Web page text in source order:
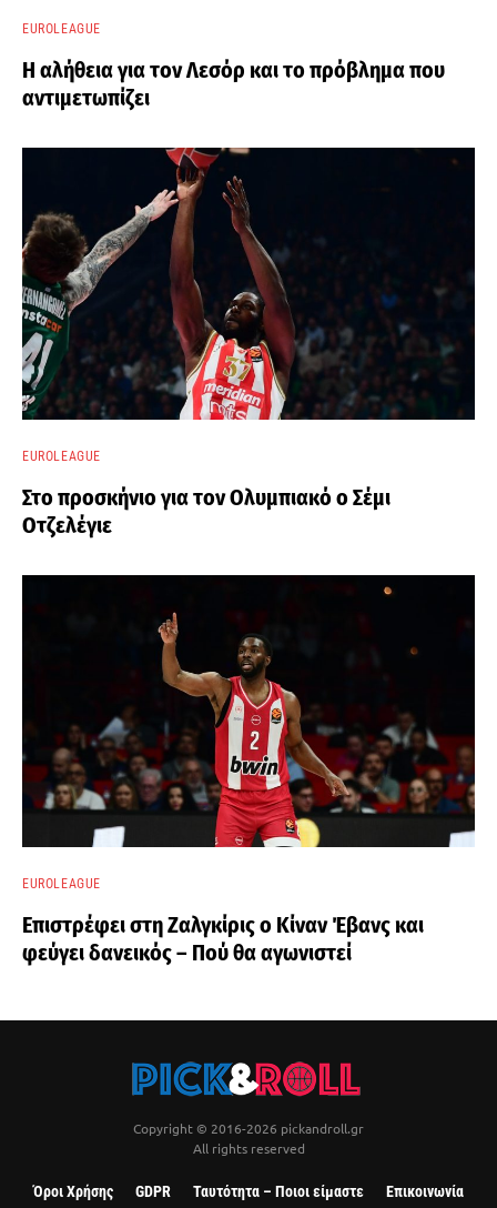
EUROLEAGUE
Η αλήθεια για τον Λεσόρ και το πρόβλημα που
αντιμετωπίζει
EUROLEAGUE
Στο προσκήνιο για τον Ολυμπιακό ο Σέμι
Οτζελέγιε
EUROLEAGUE
Επιστρέφει στη Ζαλγκίρις ο Κίναν Έβανς και
φεύγει δανεικός – Πού θα αγωνιστεί
Copyright © 2016-2026 pickandroll.gr
All rights reserved
Όροι Χρήσης GDPR Ταυτότητα – Ποιοι είμαστε Επικοινωνία